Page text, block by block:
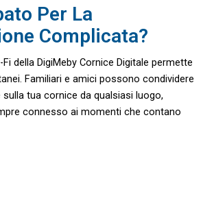
Per La
Complicata?
della DigiMeby Cornice Digitale permette
Familiari e amici possono condividere
tua cornice da qualsiasi luogo,
connesso ai momenti che contano